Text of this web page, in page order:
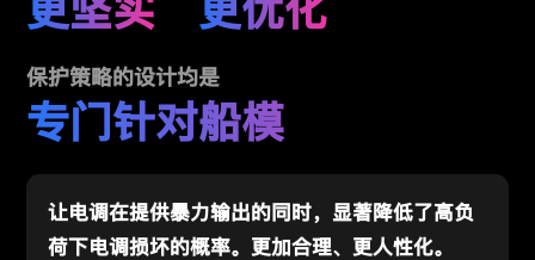
保护策略的设计均是
专门针对船模
让电调在提供暴力输出的同时，显著降低了高负
荷下电调损坏的概率。更加合理、更人性化。